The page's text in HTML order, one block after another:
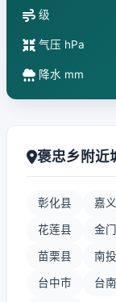
级
气压 hPa
降水 mm
褒忠乡附近
彰化县 嘉
花莲县 金
苗栗县 南
台中市 台